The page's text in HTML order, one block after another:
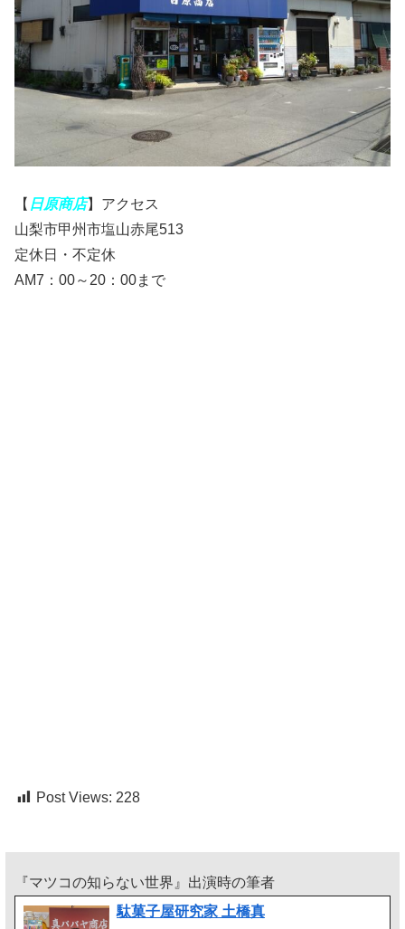
【 日原商店】アクセス
山梨市甲州市塩山赤尾513
定休日・不定休
AM7：00～20：00まで
Post Views: 228
『マツコの知らない世界』出演時の筆者
駄菓子屋研究家 土橋真